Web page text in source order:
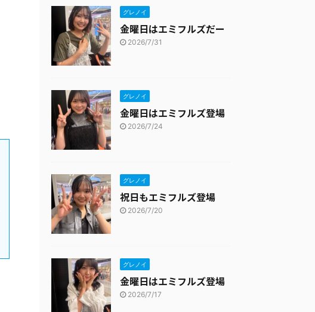
グレノイ
金曜日はエミフルズだー
2026/7/31
グレノイ
金曜日はエミフルズ登場
2026/7/24
グレノイ
祝日もエミフルズ登場
2026/7/20
グレノイ
金曜日はエミフルズ登場
2026/7/17